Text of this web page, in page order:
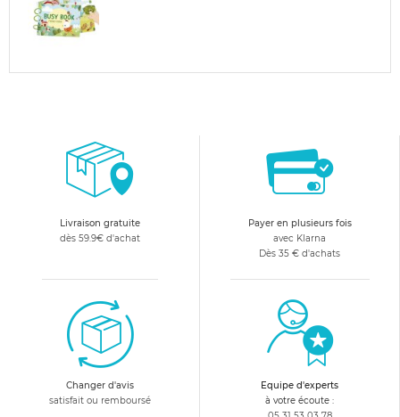
Livraison gratuite
dès 59.9€ d'achat
Payer en plusieurs fois
avec Klarna
Dès 35 € d'achats
Changer d'avis
satisfait ou remboursé
Equipe d'experts
à votre écoute :